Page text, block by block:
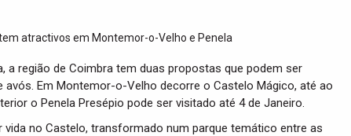
a região de Coimbra tem duas propostas que podem ser
Em Montemor-o-Velho decorre o Castelo Mágico, até ao
o Penela Presépio pode ser visitado até 4 de Janeiro.
no Castelo, transformado num parque temático entre as